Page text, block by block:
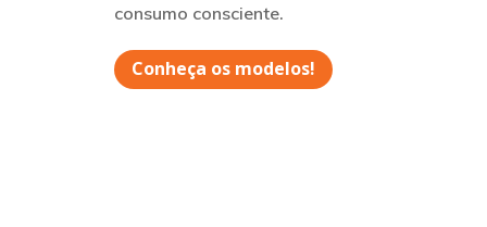
consumo consciente.
Conheça os modelos!